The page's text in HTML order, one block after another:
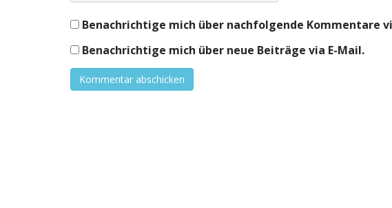
Benachrichtige mich über nachfolgende Kommentare
Benachrichtige mich über neue Beiträge via E-Mail.